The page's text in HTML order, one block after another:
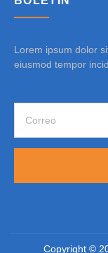
Lorem ipsum dolor
eiusmod tempor
Copyright ©